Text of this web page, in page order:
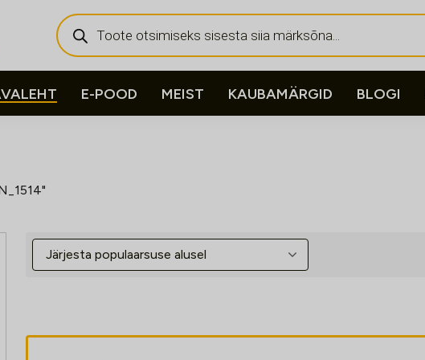
Products
search
E-POOD MEIST KAUBAMÄRGID BLOGI